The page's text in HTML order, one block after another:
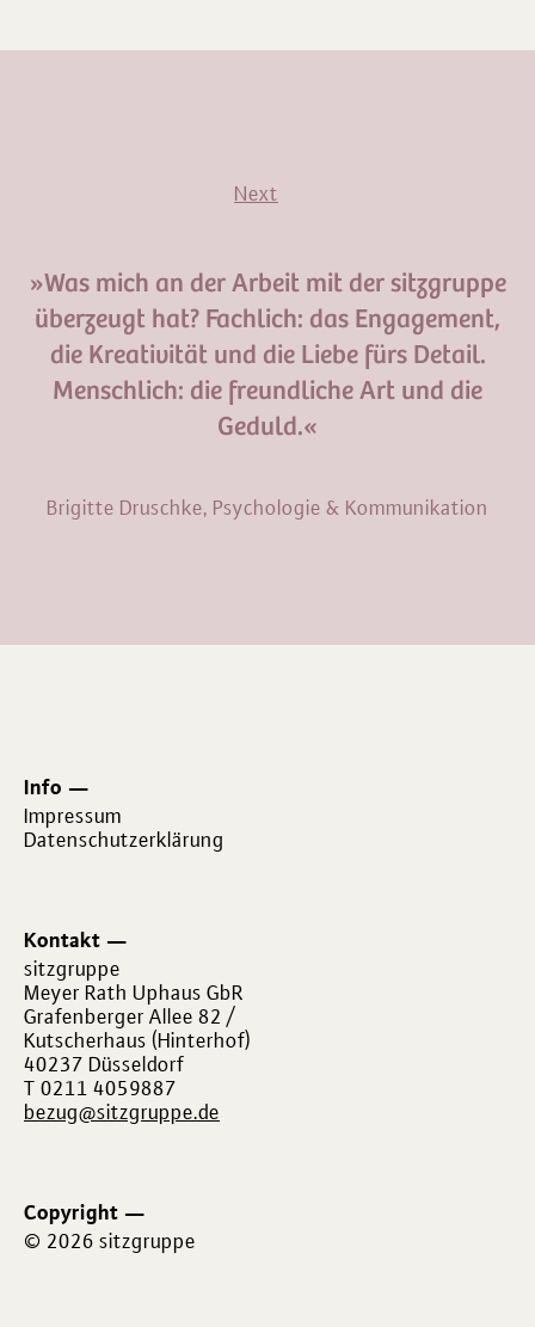
»Was mich an der Arbeit mit der sitzgruppe
überzeugt hat? Fachlich: das Engagement,
die Kreativität und die Liebe fürs Detail.
Menschlich: die freundliche Art und die
Geduld.«
Brigitte Druschke, Psychologie & Kommunikation
Next
Info
Impressum
Datenschutzerklärung
Kontakt
sitzgruppe
Meyer Rath Uphaus GbR
Grafenberger Allee 82 /
Kutscherhaus (Hinterhof)
40237 Düsseldorf
T 0211 4059887
bezug@sitzgruppe.de
Copyright
© 2026 sitzgruppe